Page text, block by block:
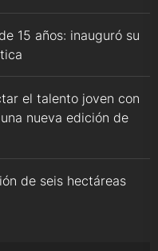
15 años: inauguró su
el talento joven con
nueva edición de
de seis hectáreas